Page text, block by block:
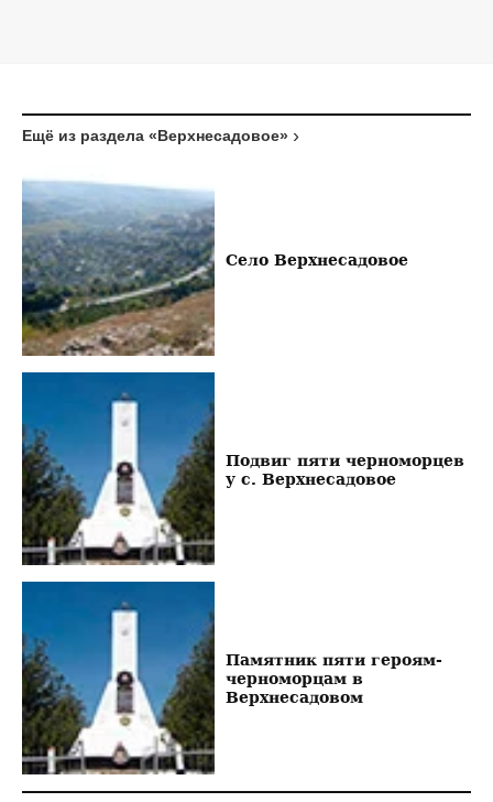
Ещё из раздела «Верхнесадовое»
Село Верхнесадовое
Подвиг пяти черноморцев
у с. Верхнесадовое
Памятник пяти героям-
черноморцам в
Верхнесадовом